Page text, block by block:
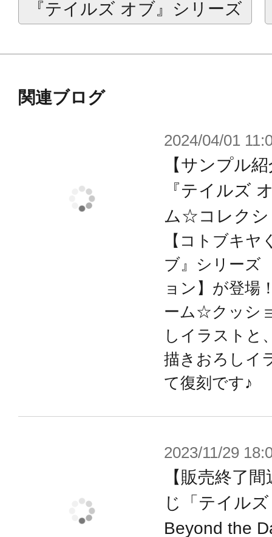
『テイルズ オブ』シリーズ
関連ブログ
2024/04/01
【サンプル
『テイルズ
ム☆コレクシ
【コトブキ
ブ』シリー
ョン】が登場
ーム☆クッシ
しイラストと
描きおろしイ
て復刻です♪
2023/11/29
【販売終了
じ「テイル
Beyond the